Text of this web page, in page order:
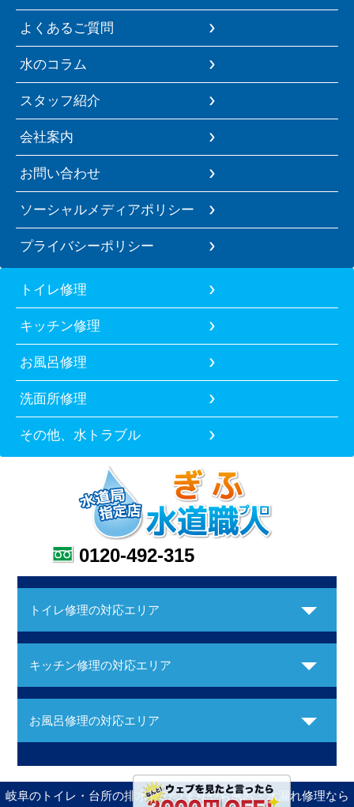
よくあるご質問
水のコラム
スタッフ紹介
会社案内
お問い合わせ
ソーシャルメディアポリシー
プライバシーポリシー
トイレ修理
キッチン修理
お風呂修理
洗面所修理
その他、水トラブル
0120-492-315
トイレ修理の対応エリア
キッチン修理の対応エリア
お風呂修理の対応エリア
岐阜のトイレ・台所の排水管のつまりやお風呂・水漏れ修理なら